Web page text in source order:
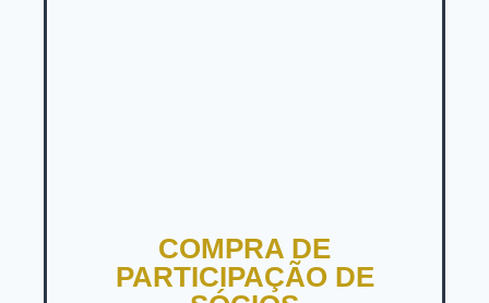
COMPRA DE
PARTICIPAÇÃO DE